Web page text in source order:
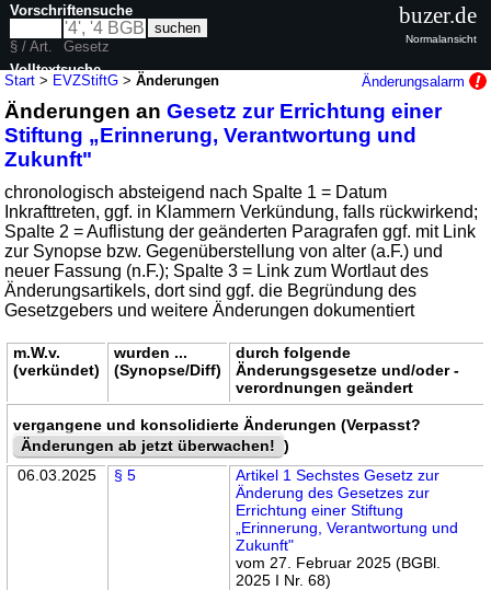
Start > EVZStiftG >Änderungen Änderungsalarm
Änderungen anGesetz zur Errichtung einer
Stiftung „Erinnerung, Verantwortung und
Zukunft"
chronologisch absteigend nach Spalte 1 = Datum
Inkrafttreten, ggf. in Klammern Verkündung, falls rückwirkend;
Spalte 2 = Auflistung der geänderten Paragrafen ggf. mit Link
zur Synopse bzw. Gegenüberstellung von alter (a.F.) und
neuer Fassung (n.F.); Spalte 3 = Link zum Wortlaut des
Änderungsartikels, dort sind ggf. die Begründung des
Gesetzgebers und weitere Änderungen dokumentiert
m.W.v.
(verkündet)
wurden ...
(Synopse/Diff)
durch folgende
Änderungsgesetze und/oder -
verordnungen geändert
vergangene und konsolidierte Änderungen (Verpasst?
Änderungen ab jetzt überwachen! )
06.03.2025
§ 5
Artikel 1 Sechstes Gesetz zur
Änderung des Gesetzes zur
Errichtung einer Stiftung
„Erinnerung, Verantwortung und
Zukunft"
vom 27. Februar 2025 (BGBl.
2025 I Nr. 68)
Vorschriftensuche
§ / Art.
Gesetz
Volltextsuche
nur in EVZStiftG
buzer.de
Normalansicht